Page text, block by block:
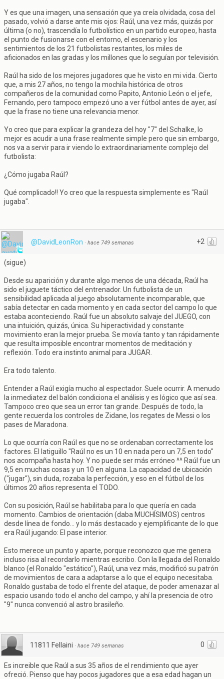
Y es que una imagen, una sensación que ya creía olvidada, cosa del
pasado, volvió a darse ante mis ojos: Raúl, una vez más, quizás por
última (o no), trascendía lo futbolístico en un partido europeo, hasta
el punto de fusionarse con el entorno, el escenario y los
sentimientos de los 21 futbolistas restantes, los miles de
aficionados en las gradas y los millones que lo seguían por televisión.
Raúl ha sido de los mejores jugadores que he visto en mi vida. Cierto
que, a mis 27 años, no tengo la mochila histórica de otros
compañeros de la comunidad como Papito, Antonio León o el jefe,
Fernando, pero tampoco empezó uno a ver fútbol antes de ayer, así
que la frase no tiene una relevancia menor.
Yo creo que para explicar la grandeza del hoy "7" del Schalke, lo
mejor es acudir a una frase realmente simple pero que sin embargo,
nos va a servir para ir viendo lo extraordinariamente complejo del
futbolista:
¿Cómo jugaba Raúl?
Qué complicado!! Yo creo que la respuesta simplemente es "Raúl
jugaba".
+2
@DavidLeonRon · hace 749 semanas
(sigue)
Desde su aparición y durante algo menos de una década, Raúl ha
sido el juguete táctico del entrenador. Un futbolista de un
sensibilidad aplicada al juego absolutamente incomparable, que
sabía detectar en cada momento y en cada sector del campo lo que
estaba aconteciendo. Raúl fue un absoluto salvaje del JUEGO, con
una intuición, quizás, única. Su hiperactividad y constante
movimiento eran la mejor prueba. Se movía tanto y tan rápidamente
que resulta imposible encontrar momentos de meditación y
reflexión. Todo era instinto animal para JUGAR.
Era todo talento.
Entender a Raúl exigía mucho al espectador. Suele ocurrir. A menudo
la inmediatez del balón condiciona el análisis y es lógico que así sea.
Tampoco creo que sea un error tan grande. Después de todo, la
gente recuerda los controles de Zidane, los regates de Messi o los
pases de Maradona.
Lo que ocurría con Raúl es que no se ordenaban correctamente los
factores. El latiguillo "Raúl no es un 10 en nada pero un 7,5 en todo"
nos acompaña hasta hoy. Y no puede ser más erróneo ^^ Raúl fue un
9,5 en muchas cosas y un 10 en alguna. La capacidad de ubicación
("jugar"), sin duda, rozaba la perfección, y eso en el fútbol de los
últimos 20 años representa el TODO.
Con su posición, Raúl se habilitaba para lo que quería en cada
momento. Cambios de orientación (daba MUCHÍSIMOS) centros
desde línea de fondo... y lo más destacado y ejemplificante de lo que
era Raúl jugando: El pase interior.
Esto merece un punto y aparte, porque reconozco que me genera
incluso risa al recordarlo mientras escribo. Con la llegada del Ronaldo
blanco (el Ronaldo "estático"), Raúl, una vez más, modificó su patrón
de movimientos de cara a adaptarse a lo que el equipo necesitaba.
Ronaldo gustaba de todo el frente del ataque, de poder amenazar al
espacio usando todo el ancho del campo, y ahí la presencia de otro
"9" nunca convenció al astro brasileño.
0
11811 Fellaini · hace 749 semanas
Es increible que Raúl a sus 35 años de el rendimiento que ayer
ofreció. Pienso que hay pocos jugadores que a esa edad hagan un